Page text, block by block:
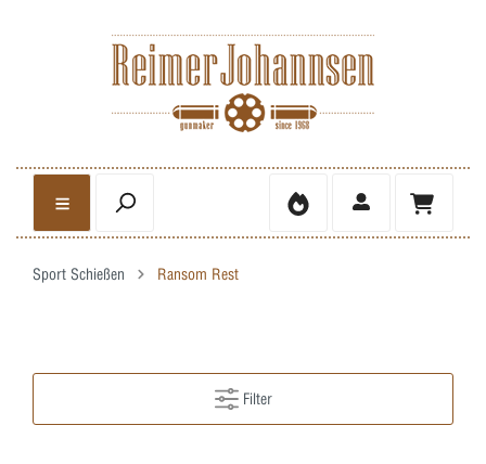
Sport Schießen Ransom Rest
Filter